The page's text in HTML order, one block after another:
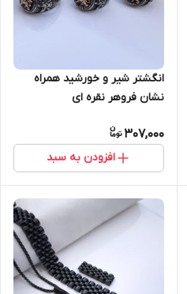
انگشتر شیر و خورشید همراه
نشان فروهر نقره ای
307,000
افزودن به سبد